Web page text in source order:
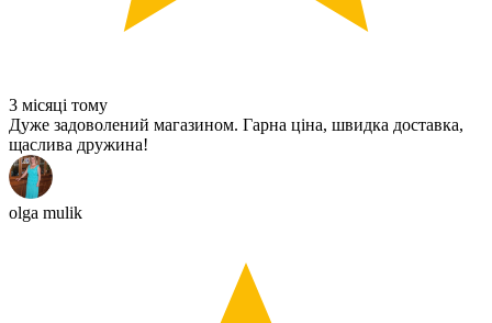
3 місяці тому
Дуже задоволений магазином. Гарна ціна, швидка доставка,
щаслива дружина!
olga mulik